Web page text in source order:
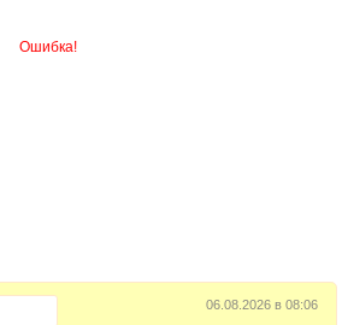
Ошибка!
06.08.2026 в 08:06